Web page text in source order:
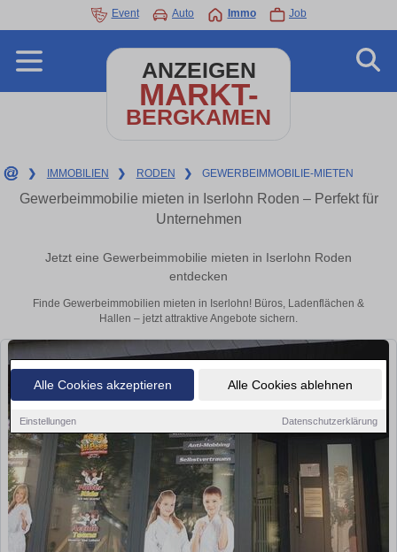
Alle Cookies akzeptieren Alle Cookies ablehnen
Einstellungen Datenschutzerklärung
Event Auto Immo Job
ANZEIGEN
MARKT-
BERGKAMEN
❯ IMMOBILIEN ❯ RODEN ❯ GEWERBEIMMOBILIE-MIETEN
Gewerbeimmobilie mieten in Iserlohn Roden – Perfekt für
Unternehmen
Jetzt eine Gewerbeimmobilie mieten in Iserlohn Roden
entdecken
Finde Gewerbeimmobilien mieten in Iserlohn! Büros, Ladenflächen &
Hallen – jetzt attraktive Angebote sichern.